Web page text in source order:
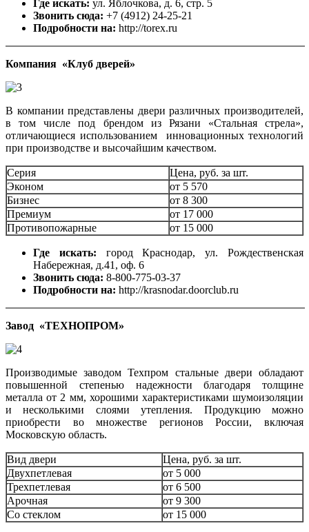
Где искать: ул. Яблочкова, д. 6, стр. 5
Звонить сюда: +7 (4912) 24-25-21
Подробности на: http://torex.ru
Компания «Клуб дверей»
В компании представлены двери различных производителей,
в том числе под брендом из Рязани «Стальная стрела»,
отличающиеся использованием инновационных технологий
при производстве и высочайшим качеством.
Серия
Цена, руб. за шт.
Эконом
от 5 570
Бизнес
от 8 300
Премиум
от 17 000
Противопожарные
от 15 000
Где искать: город Краснодар, ул. Рождественская
Набережная, д.41, оф. 6
Звонить сюда: 8-800-775-03-37
Подробности на: http://krasnodar.doorclub.ru
Завод «ТЕХНОПРОМ»
Производимые заводом Техпром стальные двери обладают
повышенной степенью надежности благодаря толщине
металла от 2 мм, хорошими характеристиками шумоизоляции
и несколькими слоями утепления. Продукцию можно
приобрести во множестве регионов России, включая
Московскую область.
Вид двери
Цена, руб. за шт.
Двухпетлевая
от 5 000
Трехпетлевая
от 6 500
Арочная
от 9 300
Со стеклом
от 15 000